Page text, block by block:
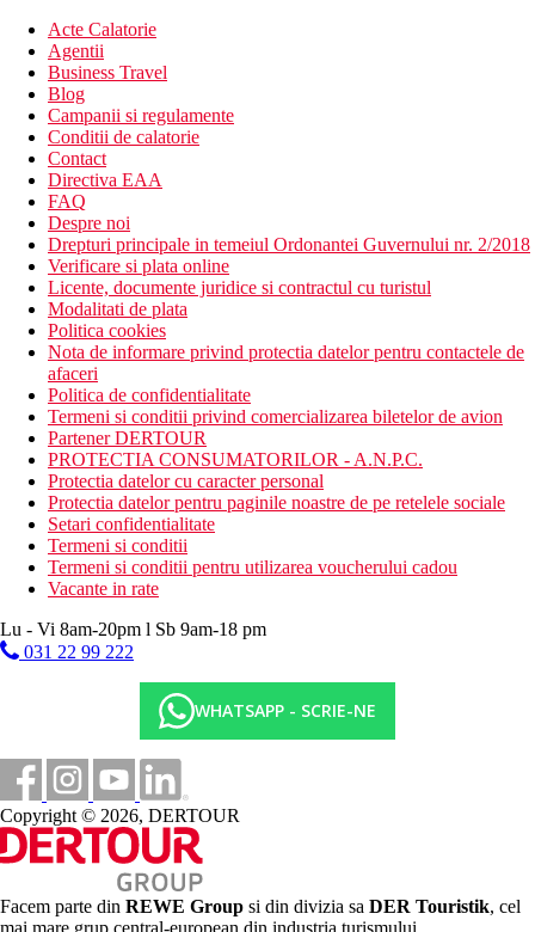
Acte Calatorie
Agentii
Business Travel
Blog
Campanii si regulamente
Conditii de calatorie
Contact
Directiva EAA
FAQ
Despre noi
Drepturi principale in temeiul Ordonantei Guvernului nr. 2/2018
Verificare si plata online
Licente, documente juridice si contractul cu turistul
Modalitati de plata
Politica cookies
Nota de informare privind protectia datelor pentru contactele de
afaceri
Politica de confidentialitate
Termeni si conditii privind comercializarea biletelor de avion
Partener DERTOUR
PROTECTIA CONSUMATORILOR - A.N.P.C.
Protectia datelor cu caracter personal
Protectia datelor pentru paginile noastre de pe retelele sociale
Setari confidentialitate
Termeni si conditii
Termeni si conditii pentru utilizarea voucherului cadou
Vacante in rate
Lu - Vi 8am-20pm l Sb 9am-18 pm
031 22 99 222
WHATSAPP - SCRIE-NE
Copyright © 2026, DERTOUR
Facem parte din REWE Group si din divizia sa DER Touristik, cel
mai mare grup central-european din industria turismului.